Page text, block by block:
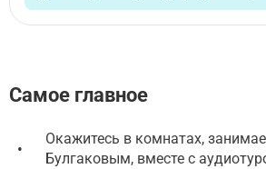
Самое главное
•
Окажитесь в комнатах,
Булгаковым, вместе с